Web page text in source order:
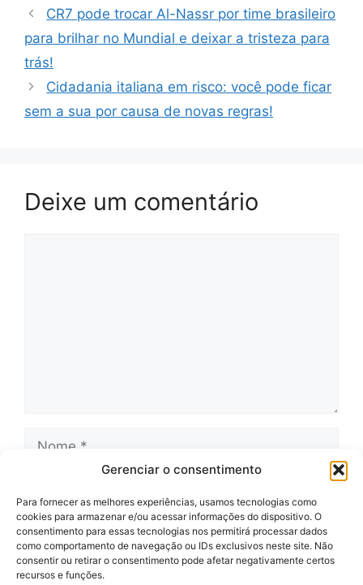
Gerenciar o consentimento
Para fornecer as melhores experiências, usamos tecnologias como
cookies para armazenar e/ou acessar informações do dispositivo. O
consentimento para essas tecnologias nos permitirá processar dados
como comportamento de navegação ou IDs exclusivos neste site. Não
consentir ou retirar o consentimento pode afetar negativamente certos
recursos e funções.
CR7 pode trocar Al-Nassr por time brasileiro
para brilhar no Mundial e deixar a tristeza para
trás!
Cidadania italiana em risco: você pode ficar
sem a sua por causa de novas regras!
Deixe um comentário
mail
Site